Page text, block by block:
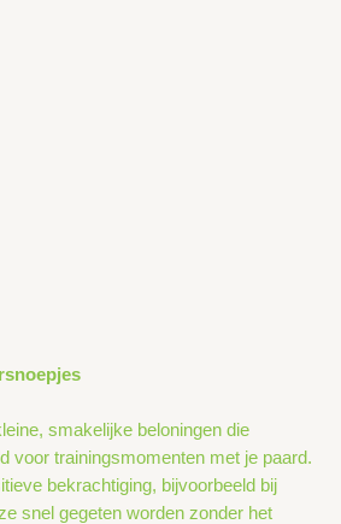
smakelijke beloningen die
voor trainingsmomenten met je paard.
bekrachtiging, bijvoorbeeld bij
snel gegeten worden zonder het